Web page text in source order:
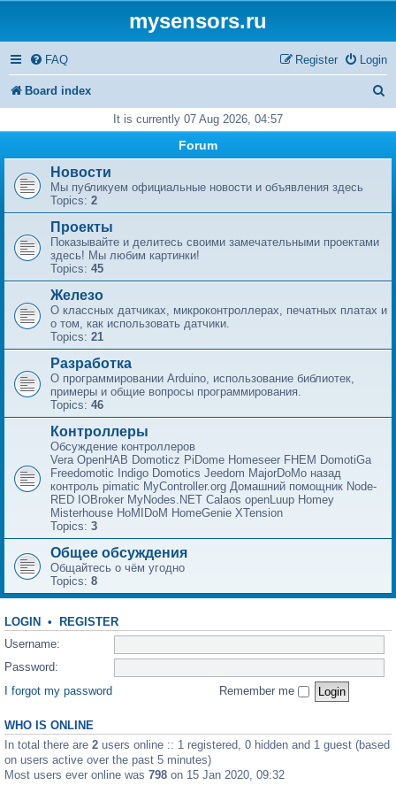
mysensors.ru
FAQ Login
Register
Board index
h
It is currently 07 Aug 2026, 04:57
Forum
Новости
Мы публикуем официальные новости и объявления здесь
Topics: 2
Проекты
Показывайте и делитесь своими замечательными проектами
здесь! Мы любим картинки!
Topics: 45
Железо
О классных датчиках, микроконтроллерах, печатных платах и
​​о том, как использовать датчики.
Topics: 21
Разработка
О программировании Arduino, использование библиотек,
примеры и общие вопросы программирования.
Topics: 46
Контроллеры
Обсуждение контроллеров
Vera OpenHAB Domoticz PiDome Homeseer FHEM DomotiGa
Freedomotic Indigo Domotics Jeedom MajorDoMo назад
контроль pimatic MyController.org Домашний помощник Node-
RED IOBroker MyNodes.NET Calaos openLuup Homey
Misterhouse HoMIDoM HomeGenie XTension
Topics: 3
Общее обсуждения
Общайтесь о чём угодно
Topics: 8
LOGIN • REGISTER
Username:
Password:
I forgot my password
Remember me
WHO IS ONLINE
In total there are 2 users online :: 1 registered, 0 hidden and 1 guest (based
on users active over the past 5 minutes)
Most users ever online was 798 on 15 Jan 2020, 09:32